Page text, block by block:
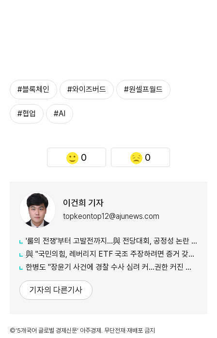
#블록체인 #와이즈버드 #원셀프월드
#협업 #AI
0 0
이건희 기자
topkeontop12@ajunews.com
'룰의 전쟁'부터 고발전까지…與 전당대회, 공정성 논란 계속
​​​​​​​與 "국민의힘, 레버리지 ETF 국조 주장하려면 증거 갖고 오라"
한병도 "장윤기 사건에 경찰 수사 심려 커…권한 커진 만큼 증명해야"
기자의 다른기사
©'5개국어 글로벌 경제신문' 아주경제. 무단전재·재배포 금지